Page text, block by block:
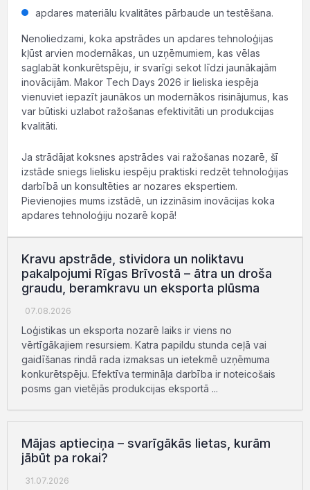
apdares materiālu kvalitātes pārbaude un testēšana.
Nenoliedzami, koka apstrādes un apdares tehnoloģijas
kļūst arvien modernākas, un uzņēmumiem, kas vēlas
saglabāt konkurētspēju, ir svarīgi sekot līdzi jaunākajām
inovācijām. Makor Tech Days 2026 ir lieliska iespēja
vienuviet iepazīt jaunākos un modernākos risinājumus, kas
var būtiski uzlabot ražošanas efektivitāti un produkcijas
kvalitāti.
Ja strādājat koksnes apstrādes vai ražošanas nozarē, šī
izstāde sniegs lielisku iespēju praktiski redzēt tehnoloģijas
darbībā un konsultēties ar nozares ekspertiem.
Pievienojies mums izstādē, un izzināsim inovācijas koka
apdares tehnoloģiju nozarē kopā!
Kravu apstrāde, stividora un noliktavu
pakalpojumi Rīgas Brīvostā – ātra un droša
graudu, beramkravu un eksporta plūsma
07.08.2026
Loģistikas un eksporta nozarē laiks ir viens no
vērtīgākajiem resursiem. Katra papildu stunda ceļā vai
gaidīšanas rindā rada izmaksas un ietekmē uzņēmuma
konkurētspēju. Efektīva termināļa darbība ir noteicošais
posms gan vietējās produkcijas eksportā ...
Mājas aptieciņa – svarīgākās lietas, kurām
jābūt pa rokai?
31.07.2026